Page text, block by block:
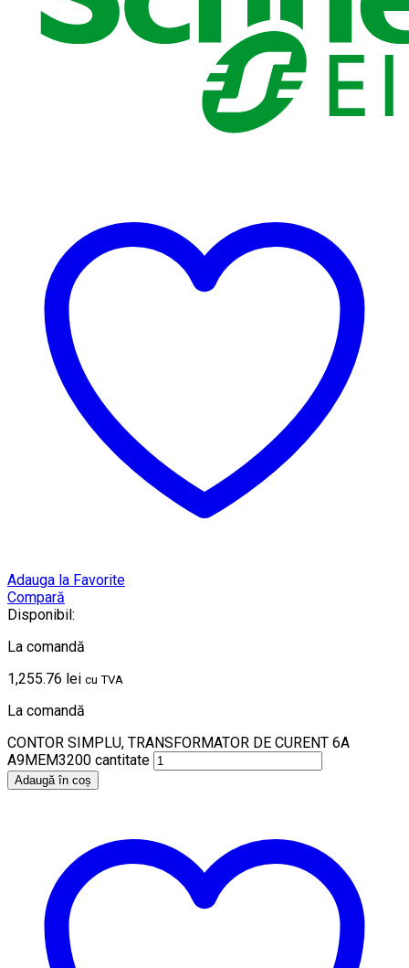
Adauga la Favorite
Compară
Disponibil:
La comandă
1,255.76 lei cu TVA
La comandă
CONTOR SIMPLU, TRANSFORMATOR DE CURENT 6A
A9MEM3200 cantitate
Adaugă în coș